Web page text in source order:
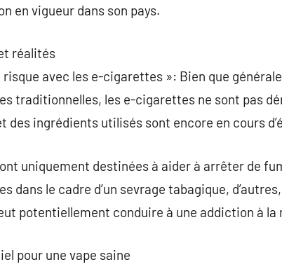
en vigueur dans son pays.
réalités
risque avec les e-cigarettes »: Bien que
traditionnelles, les e-cigarettes ne sont pas
des ingrédients utilisés sont encore en cours
uniquement destinées à aider à arrêter de
dans le cadre d’un sevrage tabagique,
potentiellement conduire à une addiction à la
pour une vape saine